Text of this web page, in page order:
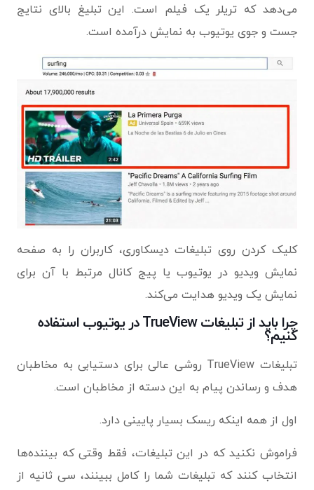
می‌دهد که تریلر یک فیلم است. این تبلیغ بالای نتایج
جست و جوی یوتیوب به نمایش درآمده است.
کلیک کردن روی تبلیغات دیسکاوری، کاربران را به صفحه
نمایش ویدیو در یوتیوب یا پیج کانال مرتبط با آن برای
نمایش یک ویدیو هدایت می‌کند.
چرا باید از تبلیغات TrueView در یوتیوب استفاده
کنیم؟
تبلیغات TrueView روشی عالی برای دستیابی به مخاطبان
هدف و رساندن پیام به این دسته از مخاطبان است.
اول از همه اینکه ریسک بسیار پایینی دارد.
فراموش نکنید که در این تبلیغات، فقط وقتی که بیننده‌ها
انتخاب کنند که تبلیغات شما را کامل ببینند، سی ثانیه از